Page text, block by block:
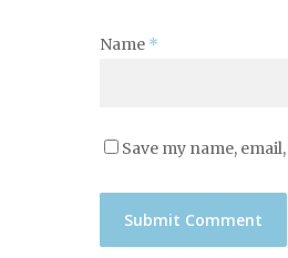
Name *
Save my name,